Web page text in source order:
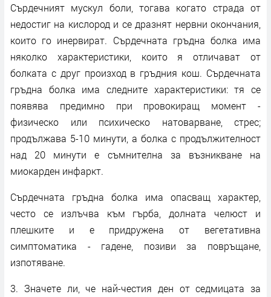
Сърдечният мускул боли, тогава когато страда от
недостиг на кислород и се дразнят нервни окончания,
които го инервират. Сърдечната гръдна болка има
няколко характеристики, които я отличават от
болката с друг произход в гръдния кош. Сърдечната
гръдна болка има следните характеристики: тя се
появява предимно при провокиращ момент -
физическо или психическо натоварване, стрес;
продължава 5-10 минути, а болка с продължителност
над 20 минути е съмнителна за възникване на
миокарден инфаркт.
Сърдечната гръдна болка има опасващ характер,
често се излъчва към гърба, долната челюст и
плешките и е придружена от вегетативна
симптоматика - гадене, позиви за повръщане,
изпотяване.
3. Значете ли, че най-честия ден от седмицата за